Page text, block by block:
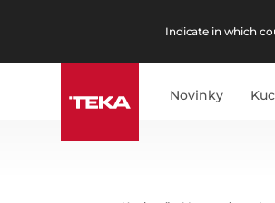
Indicate in which
Novinky